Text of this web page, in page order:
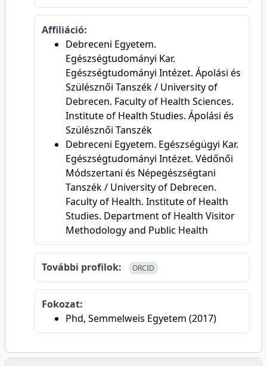
Affiliáció:
Debreceni Egyetem.
Egészségtudományi Kar.
Egészségtudományi Intézet. Ápolási és
Szülésznői Tanszék / University of
Debrecen. Faculty of Health Sciences.
Institute of Health Studies. Ápolási és
Szülésznői Tanszék
Debreceni Egyetem. Egészségügyi Kar.
Egészségtudományi Intézet. Védőnői
Módszertani és Népegészségtani
Tanszék / University of Debrecen.
Faculty of Health. Institute of Health
Studies. Department of Health Visitor
Methodology and Public Health
További profilok: ORCID
Fokozat:
Phd, Semmelweis Egyetem (2017)